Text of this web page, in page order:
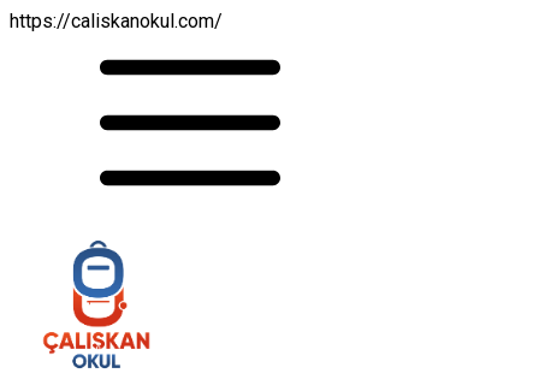
https://caliskanokul.com/